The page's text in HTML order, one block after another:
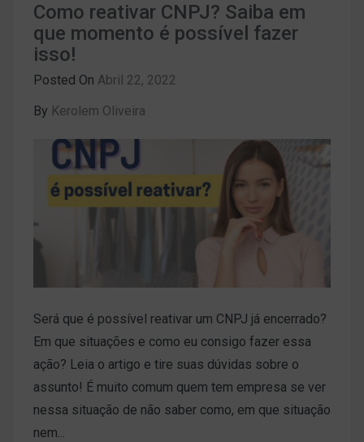
Como reativar CNPJ? Saiba em
que momento é possível fazer
isso!
Posted On Abril 22, 2022
By Kerolem Oliveira
Será que é possível reativar um CNPJ já encerrado?
Em que situações e como eu consigo fazer essa
ação? Leia o artigo e tire suas dúvidas sobre o
assunto! É muito comum quem tem empresa se ver
nessa situação de não saber como, em que situação
nem...